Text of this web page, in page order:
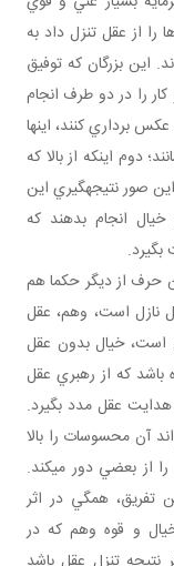
را از عقل تنزل داد به
اين بزرگان که توفيق
را در دو طرف انجام
عکس برداري کنند، اينها
دوم اينکه از بالا که
صور نتيجه گيري اين
انجام بدهند که
حرف از ديگر حکما هم
نازل است، وهم، عقل
خيال بدون عقل
باشد که از رهبري عقل
عقل مدد بگيرد.
آن محسوسات را بالا
را از بعضي دور مي کند.
تفريق، همگي در اثر
و قوه وهم که در